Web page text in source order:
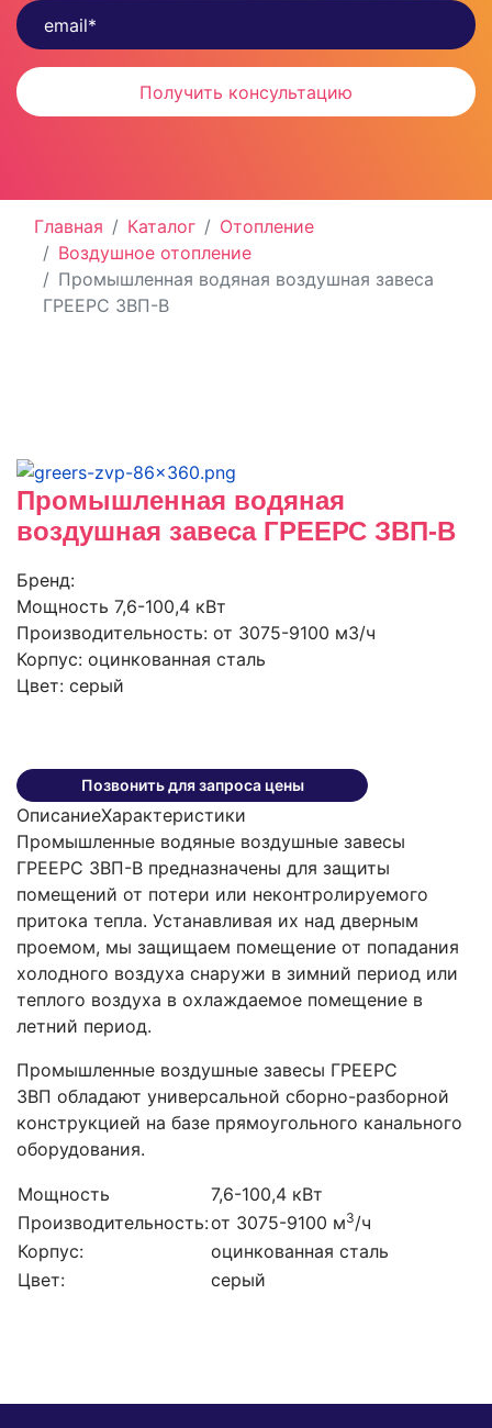
Главная Каталог
Отопление
Воздушное отопление
Промышленная водяная воздушная завеса
ГРЕЕРС ЗВП-В
Промышленная водяная
воздушная завеса ГРЕЕРС ЗВП-В
Бренд:
Мощность 7,6-100,4 кВт
Производительность: от 3075-9100 м3/ч
Корпус: оцинкованная сталь
Цвет: серый
Позвонить для запроса цены
ОписаниеХарактеристики
Промышленные водяные воздушные завесы
ГРЕЕРС ЗВП-В предназначены для защиты
помещений от потери или неконтролируемого
притока тепла. Устанавливая их над дверным
проемом, мы защищаем помещение от попадания
холодного воздуха снаружи в зимний период или
теплого воздуха в охлаждаемое помещение в
летний период.
Промышленные воздушные завесы ГРЕЕРС
ЗВП обладают универсальной сборно-разборной
конструкцией на базе прямоугольного канального
оборудования.
Мощность
7,6-100,4 кВт
Производительность:от 3075-9100 м3/ч
Корпус:
оцинкованная сталь
Цвет:
серый